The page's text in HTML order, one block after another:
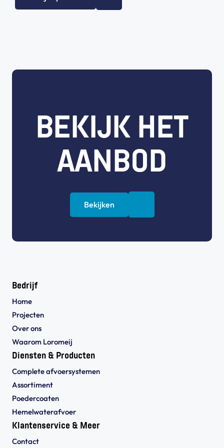
BEKIJK HET
AANBOD
Bekijken
Bedrijf
Home
Projecten
Over ons
Waarom Loromeij
Diensten & Producten
Complete afvoersystemen
Assortiment
Poedercoaten
Hemelwaterafvoer
Klantenservice & Meer
Contact